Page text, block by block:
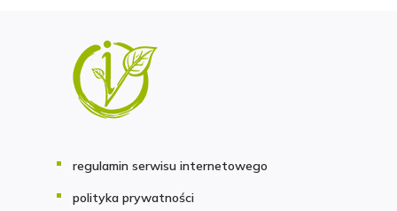
regulamin serwisu internetowego
polityka prywatności